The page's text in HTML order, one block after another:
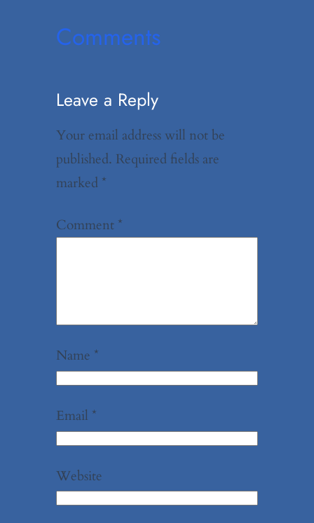
Comments
Leave a Reply
Your email address will not be
published. Required fields are
marked *
Comment *
Name *
Email *
Website